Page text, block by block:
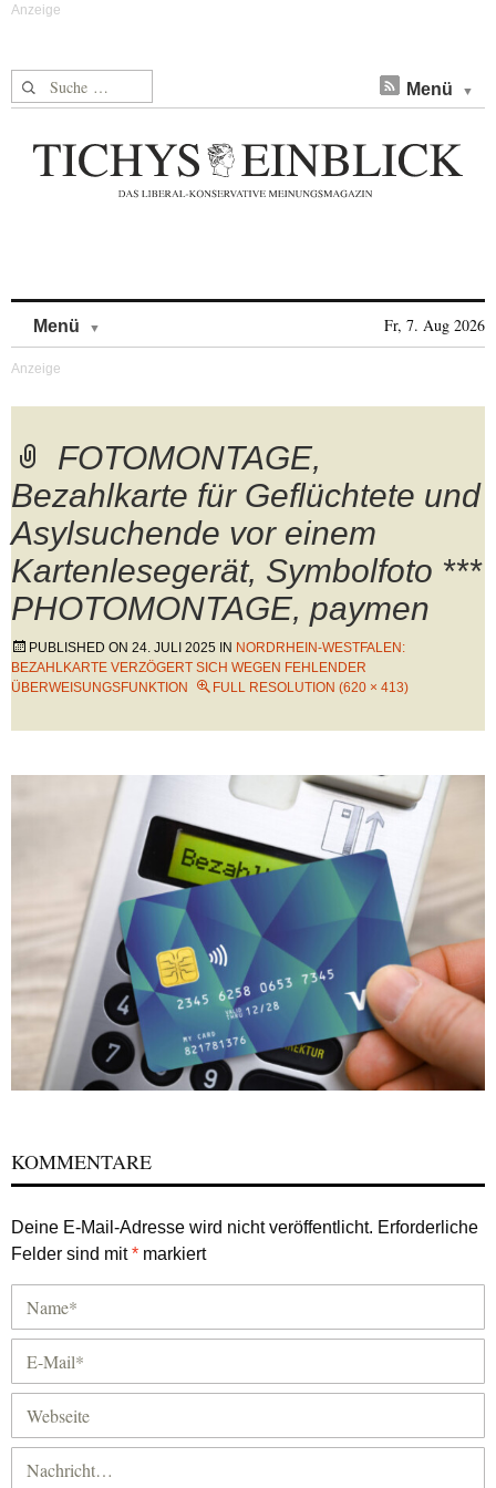
Suche nach: Menü
Menü Fr, 7. Aug 2026
FOTOMONTAGE,
Bezahlkarte für Geflüchtete und
Asylsuchende vor einem
Kartenlesegerät, Symbolfoto ***
PHOTOMONTAGE, paymen
PUBLISHED ON 24. JULI 2025 IN NORDRHEIN-WESTFALEN:
BEZAHLKARTE VERZÖGERT SICH WEGEN FEHLENDER
ÜBERWEISUNGSFUNKTION
FULL RESOLUTION (620 × 413)
KOMMENTARE
Deine E-Mail-Adresse wird nicht veröffentlicht. Erforderliche
Felder sind mit* markiert